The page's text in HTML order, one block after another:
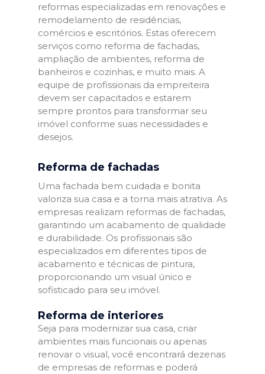
reformas especializadas em renovações e
remodelamento de residências,
comércios e escritórios. Estas oferecem
serviços como reforma de fachadas,
ampliação de ambientes, reforma de
banheiros e cozinhas, e muito mais. A
equipe de profissionais da empreiteira
devem ser capacitados e estarem
sempre prontos para transformar seu
imóvel conforme suas necessidades e
desejos.
Reforma de fachadas
Uma fachada bem cuidada e bonita
valoriza sua casa e a torna mais atrativa. As
empresas realizam reformas de fachadas,
garantindo um acabamento de qualidade
e durabilidade. Os profissionais são
especializados em diferentes tipos de
acabamento e técnicas de pintura,
proporcionando um visual único e
sofisticado para seu imóvel.
Reforma de interiores
Seja para modernizar sua casa, criar
ambientes mais funcionais ou apenas
renovar o visual, você encontrará dezenas
de empresas de reformas e poderá